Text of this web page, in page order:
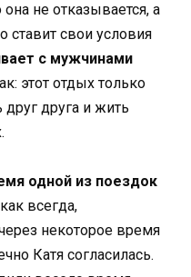
не отказывается, а
ставит свои условия
с мужчинами
этот отдых только
друг друга и жить
одной из поездок
всегда,
некоторое время
Катя согласилась.